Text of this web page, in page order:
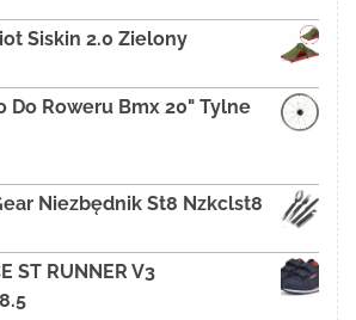
Siskin 2.0 Zielony
Do Roweru Bmx 20" Tylne
Niezbędnik St8 Nzkclst8
ST RUNNER V3